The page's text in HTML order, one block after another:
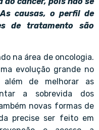
causas, o perfil de
de tratamento são
na área de oncologia.
evolução grande no
além de melhorar as
a sobrevida dos
novas formas de
precise ser feito em